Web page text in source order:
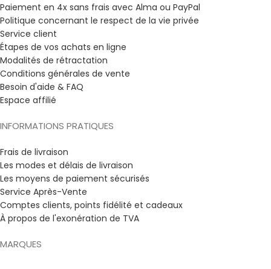
Paiement en 4x sans frais avec Alma ou PayPal
Politique concernant le respect de la vie privée
Service client
Étapes de vos achats en ligne
Modalités de rétractation
Conditions générales de vente
Besoin d'aide & FAQ
Espace affilié
INFORMATIONS PRATIQUES
Frais de livraison
Les modes et délais de livraison
Les moyens de paiement sécurisés
Service Après-Vente
Comptes clients, points fidélité et cadeaux
À propos de l'exonération de TVA
MARQUES